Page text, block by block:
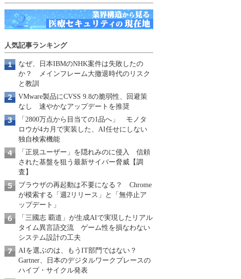
人気記事ランキング
なぜ、日本IBMのNHK案件は失敗したの
か？ メインフレーム大撤退時代のリスク
と教訓
VMware製品にCVSS 9.8の脆弱性、回避策
なし 速やかなアップデートを推奨
「2800万点から目当ての1品へ」 モノタ
ロウが4カ月で実装した、AI任せにしない
独自検索機能
「正規ユーザー」を隠れみのに侵入 信頼
された基盤を狙う最新サイバー脅威【調
査】
ブラウザの再起動は不要になる？ Chrome
が模索する「週2リリース」と「無停止ア
ップデート」
「三國志 覇道」が生成AIで実現したリアル
タイム異言語交流 ゲーム性を損なわない
システム設計の工夫
AIを選ぶのは、もうIT部門ではない？
Gartner、日本のデジタルワークプレースの
ハイプ・サイクル発表